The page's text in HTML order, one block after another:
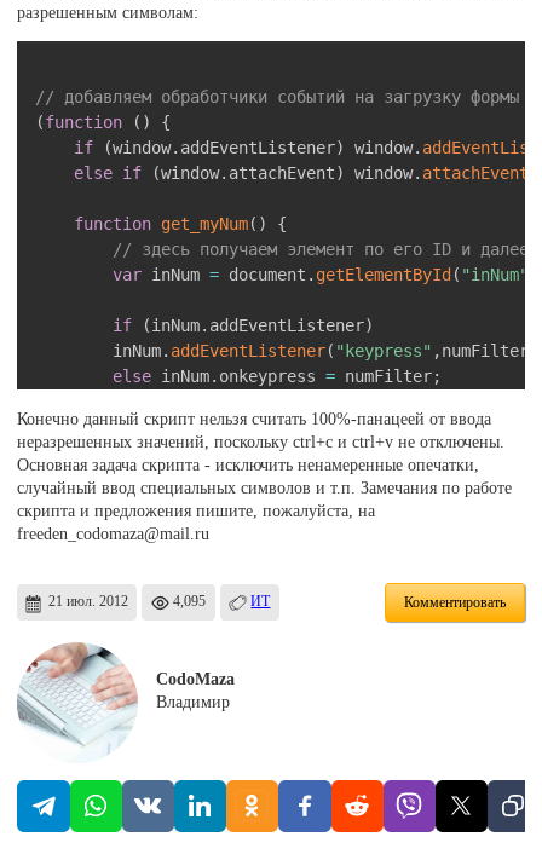
разрешенным символам:
// добавляем обработчики событий на загрузку формы и
(function ( )
{
if
(window. addEventListener) window.
else if (window. attachEvent) window. attachEvent
function get_myNum( )
{
// здесь получаем элемент по его ID и далее
var inNum = document . getElementById ( "inNum"
if (inNum. addEventListener)
		inNum
. addEventListener( "keypress" ,numFilter
else inNum. onkeypress = numFilter;
// функция проверяющая ввод с клавиатуры
function
numFilter
var
= window
var code =
true;
if
e.ctrlKey || e return true;
var allowed =
var
cc = String
/* здесь добавляем функцию для работы
				функция, которая отделяет пробелом разряды  и запятой целую и
Конечно данный скрипт нельзя считать 100%-панацеей от ввода
неразрешенных значений, поскольку ctrl+c и ctrl+v не отключены.
Основная задача скрипта - исключить ненамеренные опечатки,
случайный ввод специальных символов и т.п. Замечания по работе
скрипта и предложения пишите, пожалуйста, на
freeden_codomaza@mail.ru
21 июл. 2012 4,095 ИТ Комментировать
CodoMaza
Владимир